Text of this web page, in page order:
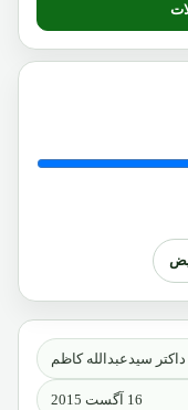
داکتر سیدعبدالله کاظم
16 آگست 2015